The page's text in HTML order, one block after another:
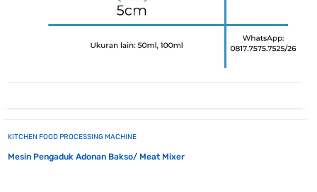
KITCHEN FOOD PROCESSING MACHINE
Mesin Pengaduk Adonan Bakso/ Meat Mixer